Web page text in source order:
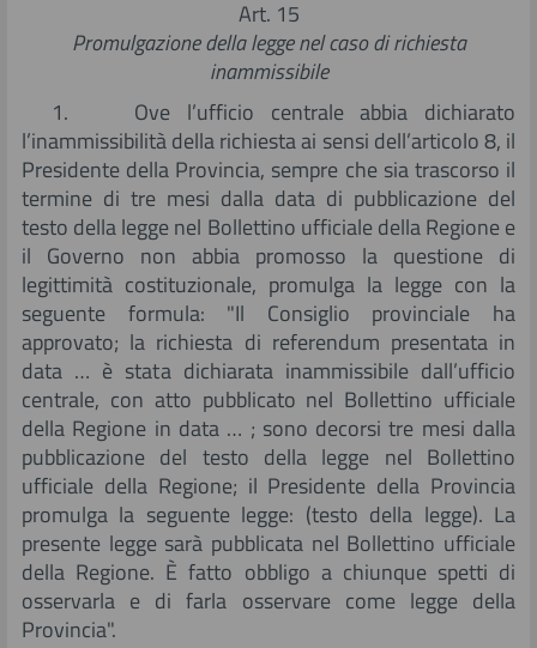
Art. 15
Promulgazione della legge nel caso di richiesta
inammissibile
1. Ove l’ufficio centrale abbia dichiarato
l’inammissibilità della richiesta ai sensi dell’articolo 8, il
Presidente della Provincia, sempre che sia trascorso il
termine di tre mesi dalla data di pubblicazione del
testo della legge nel Bollettino ufficiale della Regione e
il Governo non abbia promosso la questione di
legittimità costituzionale, promulga la legge con la
seguente formula: "Il Consiglio provinciale ha
approvato; la richiesta di referendum presentata in
data … è stata dichiarata inammissibile dall’ufficio
centrale, con atto pubblicato nel Bollettino ufficiale
della Regione in data … ; sono decorsi tre mesi dalla
pubblicazione del testo della legge nel Bollettino
ufficiale della Regione; il Presidente della Provincia
promulga la seguente legge: (testo della legge). La
presente legge sarà pubblicata nel Bollettino ufficiale
della Regione. È fatto obbligo a chiunque spetti di
osservarla e di farla osservare come legge della
Provincia".